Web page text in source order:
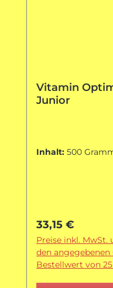
Vitamin
Junior
Inhalt: 500
Regulärer Preis:
33,15 €
Preise inkl. MwSt.
den
Bestellwert von